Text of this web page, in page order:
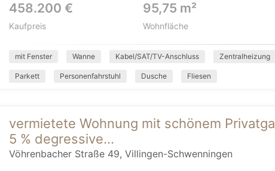
458.200 €
Kaufpreis
95,75 m²
Wohnfläche
mit Fenster Wanne Kabel/SAT/TV-Anschluss Zentralheizung
Parkett Personenfahrstuhl Dusche Fliesen
vermietete Wohnung mit schönem
5 % degressive...
Vöhrenbacher Straße 49, Villingen-Schwenningen